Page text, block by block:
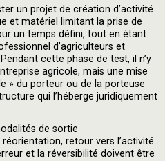
un projet de création d’activité
et matériel limitant la prise de
un temps défini, tout en étant
d’agriculteurs et
cette phase de test, il n’y
agricole, mais une mise
» du porteur ou de la porteuse
qui l’héberge juridiquement
de sortie
retour vers l’activité
et la réversibilité doivent être